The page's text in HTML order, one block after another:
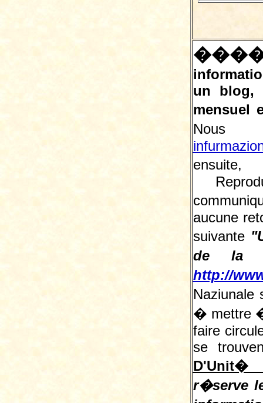
un blog,
mensuel
Nous
ensuite,
aucune
suivante
de la
http://
� mettre
faire
se
D'Unit�
r�serve